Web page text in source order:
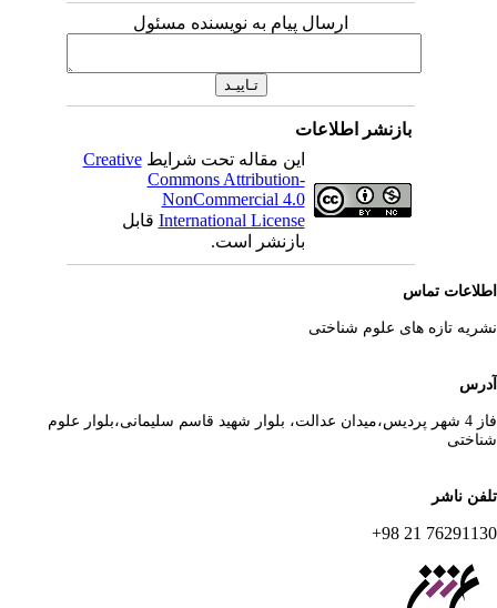
ارسال پیام به نویسنده مسئول
بازنشر اطلاعات
این مقاله تحت شرایطCreative
Commons Attribution-
NonCommercial 4.0
International Licenseقابل
بازنشر است.
تماس
تازه های علوم شناختی
فاز 4 شهر پردیس،میدان عدالت، بلوار شهید قاسم سلیمانی،بلوار علوم
ناشر
76291130 21